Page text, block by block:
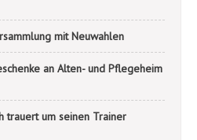
mit Neuwahlen
an Alten- und Pflegeheim
trauert um seinen Trainer